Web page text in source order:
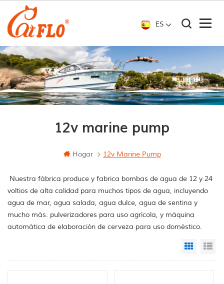
ES
12v marine pump
Hogar 12v Marine Pump
Nuestra fábrica produce y fabrica bombas de agua de 12 y 24
voltios de alta calidad para muchos tipos de agua, incluyendo
agua de mar, agua salada, agua dulce, agua de sentina y
mucho más. pulverizadores para uso agrícola, y máquina
automática de elaboración de cerveza para uso doméstico.
Grid